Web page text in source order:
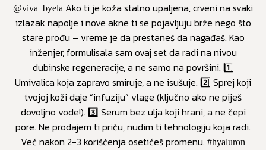
@viva_byela Ako ti je koža stalno upaljena, crveni na svaki
izlazak napolje i nove akne ti se pojavljuju brže nego što
stare prođu – vreme je da prestaneš da nagađaš. Kao
inženjer, formulisala sam ovaj set da radi na nivou
dubinske regeneracije, a ne samo na površini. 1️⃣
Umivalica koja zapravo smiruje, a ne isušuje. 2️⃣ Sprej koji
tvojoj koži daje “infuziju” vlage (ključno ako ne piješ
dovoljno vode!). 3️⃣ Serum bez ulja koji hrani, a ne čepi
pore. Ne prodajem ti priču, nudim ti tehnologiju koja radi.
Već nakon 2-3 korišćenja osetićeš promenu. #hyaluron